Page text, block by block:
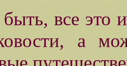
все это
а